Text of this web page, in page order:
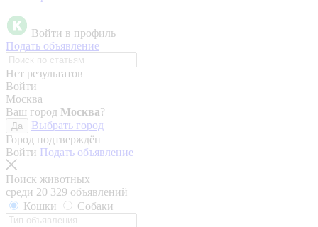
Войти в профиль
Подать объявление
Нет результатов
Войти
Москва
Ваш город Москва?
Да
Выбрать город
Город подтверждён
Войти Подать объявление
Поиск животных
среди 20 329 объявлений
Кошки
Собаки